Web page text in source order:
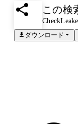
この検
ダウンロード